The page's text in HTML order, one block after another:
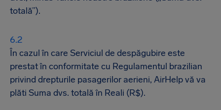
totală”).
În cazul în care Serviciul de despăgubire este
prestat în conformitate cu Regulamentul brazilian
privind drepturile pasagerilor aerieni, AirHelp vă va
plăti Suma dvs. totală în Reali (R$).